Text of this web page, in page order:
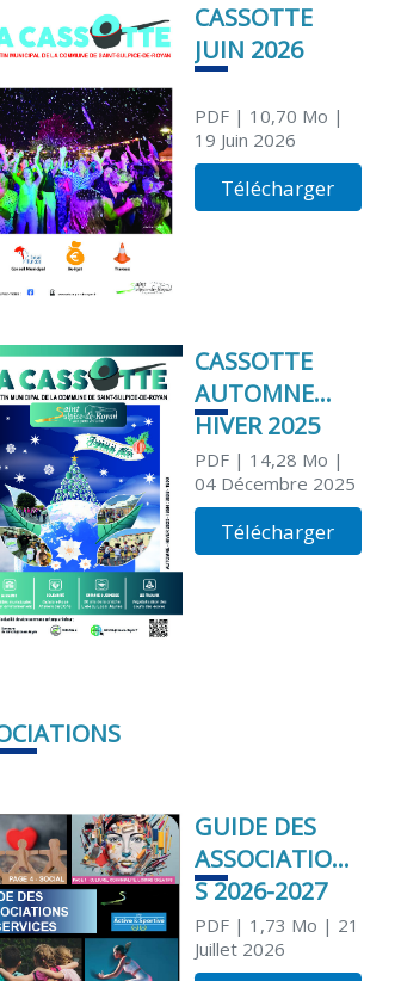
CASSOTTE
JUIN 2026
PDF| 10,70 Mo |
19 Juin 2026
Télécharger
CASSOTTE
AUTOMNE
HIVER 2025
PDF| 14,28 Mo |
04 Décembre 2025
Télécharger
GUIDE DES
ASSOCIATION
S 2026-2027
PDF| 1,73 Mo | 21
Juillet 2026